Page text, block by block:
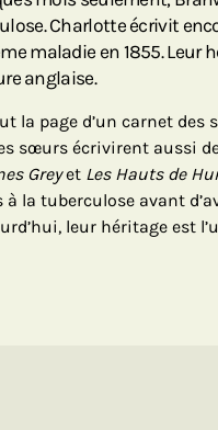
Charlotte écrivit
maladie en 1855. Leur
anglaise.
la page d’un carnet des
sœurs écrivirent aussi
Greyet Les Hauts de
la tuberculose avant
leur héritage est